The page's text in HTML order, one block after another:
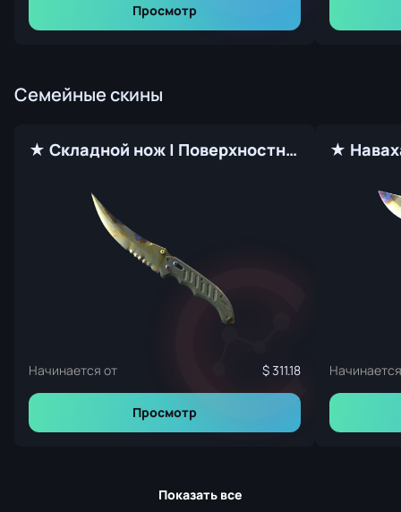
Просмотр
Семейные скины
★ Складной нож | Поверхностная закалка (Прямо с завода)
Начинается от 311.18
Просмотр
Показать все